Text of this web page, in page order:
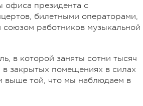
офиса президента с
билетными операторами,
работников музыкальной
в которой заняты сотни тысяч
закрытых помещениях в силах
выше той, что мы наблюдаем в